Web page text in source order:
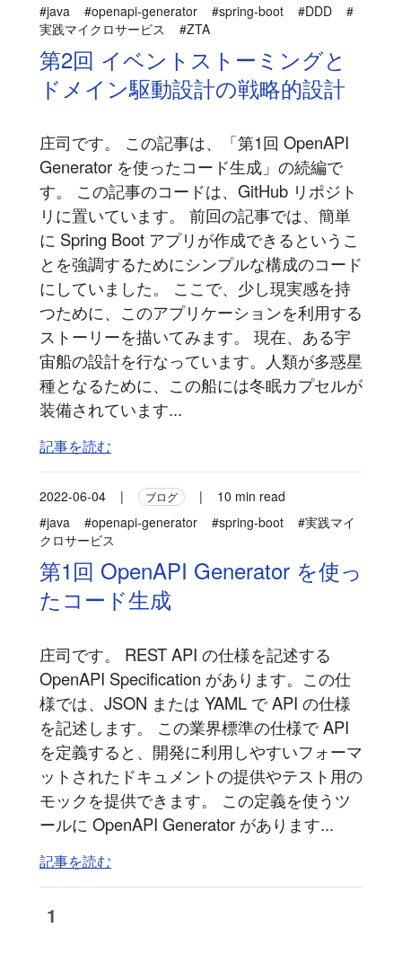
#java
#openapi-generator #spring-boot #DDD
#
実践マイクロサービス
#ZTA
第2回 イベントストーミングと
ドメイン駆動設計の戦略的設計
庄司です。 この記事は、「第1回 OpenAPI
Generator を使ったコード生成」の続編で
す。 この記事のコードは、GitHub リポジト
リに置いています。 前回の記事では、簡単
に Spring Boot アプリが作成できるというこ
とを強調するためにシンプルな構成のコード
にしていました。 ここで、少し現実感を持
つために、このアプリケーションを利用する
ストーリーを描いてみます。 現在、ある宇
宙船の設計を行なっています。人類が多惑星
種となるために、この船には冬眠カプセルが
装備されています...
記事を読む
2022-06-04 | ブログ |
10 min read
#java
#openapi-generator #spring-boot
#実践マイ
クロサービス
第1回 OpenAPI Generator を使っ
たコード生成
庄司です。 REST API の仕様を記述する
OpenAPI Specification があります。この仕
様では、JSON または YAML で API の仕様
を記述します。 この業界標準の仕様で API
を定義すると、開発に利用しやすいフォーマ
ットされたドキュメントの提供やテスト用の
モックを提供できます。 この定義を使うツ
ールに OpenAPI Generator があります...
記事を読む
1